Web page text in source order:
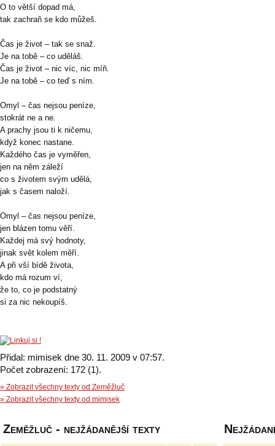
O to větší dopad má,
tak zachraň se kdo můžeš.
Čas je život – tak se snaž.
Je na tobě – co uděláš.
Čas je život – nic víc, nic míň.
Je na tobě – co teď s ním.
Omyl – čas nejsou peníze,
stokrát ne a ne.
A prachy jsou ti k ničemu,
když konec nastane.
Každého čas je vyměřen,
jen na něm záleží
co s životem svým udělá,
jak s časem naloží.
Omyl – čas nejsou peníze,
jen blázen tomu věří.
Každej má svý hodnoty,
jinak svět kolem měří.
A při vší bídě života,
kdo má rozum ví,
že to, co je podstatný
si za nic nekoupíš.
Přidal: mimisek dne 30. 11. 2009 v 07:57.
Počet zobrazení: 172 (1).
» Zobrazit všechny texty od Zeměžluč
» Zobrazit všechny texty od mimisek
Zeměžluč - nejžádanější texty